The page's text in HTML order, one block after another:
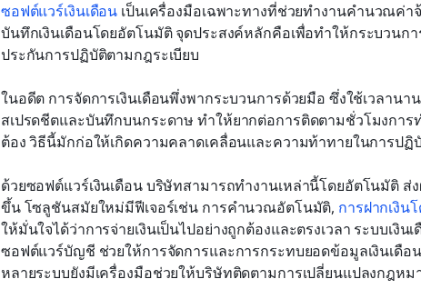
ซอฟต์แวร์เงินเดือน เป็นเครื่องมือเฉพาะทางที่ช่วยทำงานคำนวณค่
บันทึกเงินเดือนโดยอัตโนมัติ จุดประสงค์หลักคือเพื่อทำให้กระบวนก
ประกันการปฏิบัติตามกฎระเบียบ
ในอดีต การจัดการเงินเดือนพึ่งพากระบวนการด้วยมือ ซึ่งใช้เวลาน
สเปรดชีตและบันทึกบนกระดาษ ทำให้ยากต่อการติดตามชั่วโมงการ
ต้อง วิธีนี้มักก่อให้เกิดความคลาดเคลื่อนและความท้าทายในการปฏิ
ด้วยซอฟต์แวร์เงินเดือน บริษัทสามารถทำงานเหล่านี้โดยอัตโนมัติ
ขึ้น โซลูชันสมัยใหม่มีฟีเจอร์เช่น การคำนวณอัตโนมัติ, การฝากเงิน
ให้มั่นใจได้ว่าการจ่ายเงินเป็นไปอย่างถูกต้องและตรงเวลา ระบบเงิ
ซอฟต์แวร์บัญชี ช่วยให้การจัดการและการกระทบยอดข้อมูลเงินเดือน
หลายระบบยังมีเครื่องมือช่วยให้บริษัทติดตามการเปลี่ยนแปลงกฎหม